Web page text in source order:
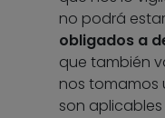
no podrá
obligados a
que también
nos tomamos
son